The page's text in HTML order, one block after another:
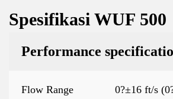
Spesifikasi WUF 500
Performance
Flow Range 0?±16 ft/s